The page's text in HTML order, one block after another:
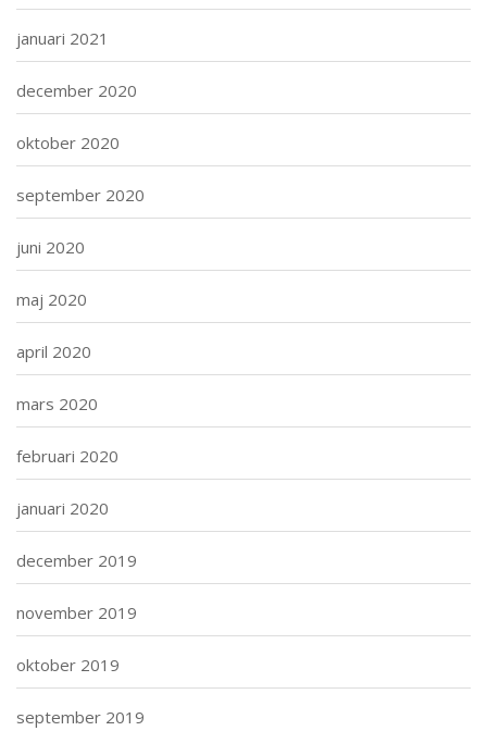
januari 2021
december 2020
oktober 2020
september 2020
juni 2020
maj 2020
april 2020
mars 2020
februari 2020
januari 2020
december 2019
november 2019
oktober 2019
september 2019